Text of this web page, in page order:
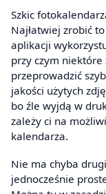
Szkic
Najłatwiej zrobić
aplikacji
przy czym
przeprowadzić
jakości użytych
bo źle wyjdą w
zależy ci na
kalendarza.
Nie ma chyba
jednocześnie